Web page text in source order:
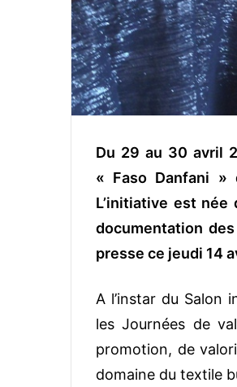
Du 29 au 30 avril
« Faso Danfani »
L’initiative est née
documentation
presse ce jeudi 14
A l’instar du Salon
les Journées de
promotion, de
domaine du textile